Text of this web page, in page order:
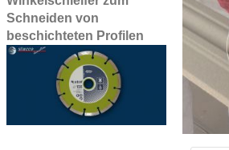
Schneiden von
beschichteten Profilen